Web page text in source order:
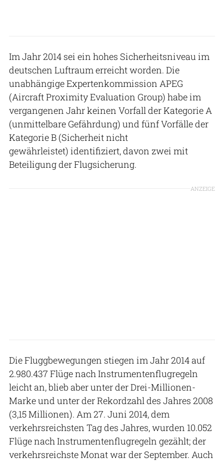
Im Jahr 2014 sei ein hohes Sicherheitsniveau im
deutschen Luftraum erreicht worden. Die
unabhängige Expertenkommission APEG
(Aircraft Proximity Evaluation Group) habe im
vergangenen Jahr keinen Vorfall der Kategorie A
(unmittelbare Gefährdung) und fünf Vorfälle der
Kategorie B (Sicherheit nicht
gewährleistet) identifiziert, davon zwei mit
Beteiligung der Flugsicherung.
ANZEIGE
Die Fluggbewegungen stiegen im Jahr 2014 auf
2.980.437 Flüge nach Instrumentenflugregeln
leicht an, blieb aber unter der Drei-Millionen-
Marke und unter der Rekordzahl des Jahres 2008
(3,15 Millionen). Am 27. Juni 2014, dem
verkehrsreichsten Tag des Jahres, wurden 10.052
Flüge nach Instrumentenflugregeln gezählt; der
verkehrsreichste Monat war der September. Auch